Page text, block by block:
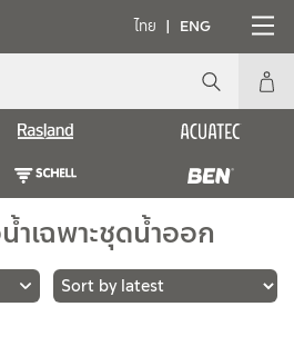
ไทย ENG
ำเฉพาะชุดน้ำออก